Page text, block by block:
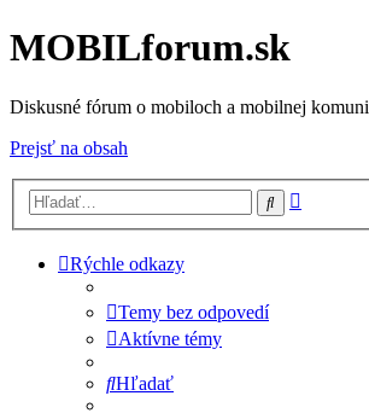
MOBILforum.sk
Diskusné fórum o mobiloch a mobilnej
Prejsť na obsah
Hľadať
Rýchle odkazy
Temy bez odpovedí
Aktívne témy
Hľadať